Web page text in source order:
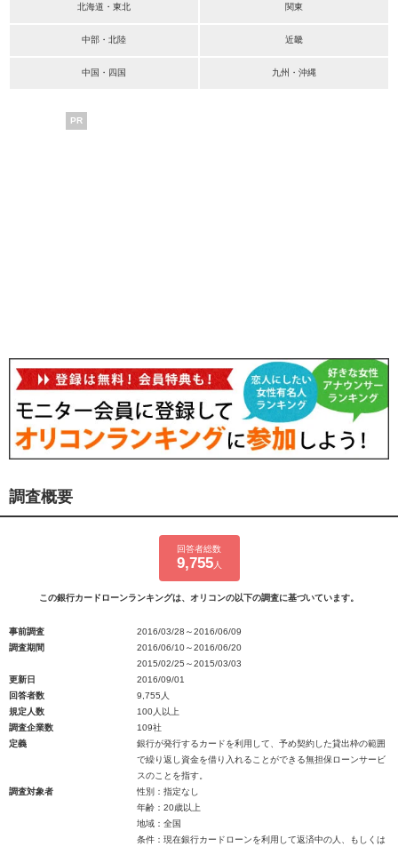
北海道・東北 関東
中部・北陸 近畿
中国・四国 九州・沖縄
PR
調査概要
回答者総数
9,755人
この銀行カードローンランキングは、オリコンの以下の調査に基づいています。
事前調査
2016/03/28～2016/06/09
調査期間
2016/06/10～2016/06/20
2015/02/25～2015/03/03
更新日
2016/09/01
回答者数
9,755人
規定人数
100人以上
調査企業数
109社
定義
銀行が発行するカードを利用して、予め契約した貸出枠の範囲
で繰り返し資金を借り入れることができる無担保ローンサービ
スのことを指す。
調査対象者
性別：指定なし
年齢：20歳以上
地域：全国
条件：現在銀行カードローンを利用して返済中の人、もしくは